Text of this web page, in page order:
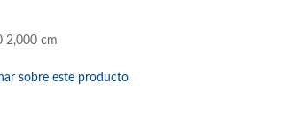
2,000 cm
sobre este producto